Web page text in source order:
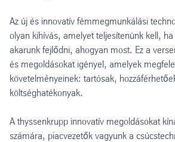
Az új és innovatív fémmegmunkálási
olyan kihívás, amelyet teljesítenünk kell,
akarunk fejlődni, ahogyan most. Ez a
és megoldásokat igényel, amelyek
követelményeinek: tartósak,
költséghatékonyak.
A thyssenkrupp innovatív megoldásokat
számára, piacvezetők vagyunk a